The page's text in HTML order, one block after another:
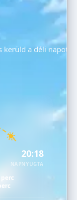
kerüld a déli napot!
20:18
NAPNYUGTA